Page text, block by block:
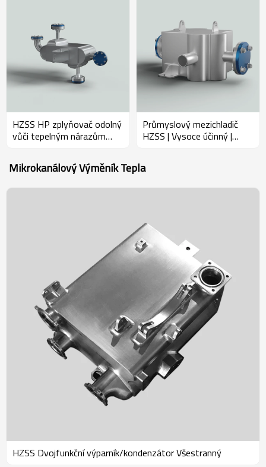
HZSS HP zplyňovač odolný
vůči tepelným nárazům
OEM Aplikace
Průmyslový mezichladič
HZSS | Vysoce účinný |
Mikrokanálový Výměník Tepla
HZSS Dvojfunkční výparník/kondenzátor Všestranný